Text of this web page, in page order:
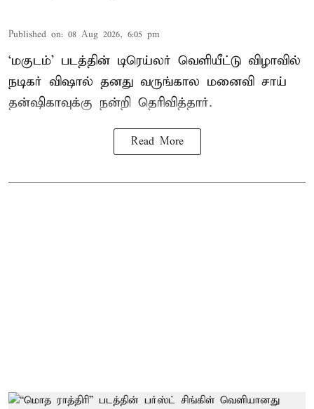
Published on: 08 Aug 2026, 6:05 pm
‘மகுடம்’ படத்தின் டிரெய்லர் வெளியீட்டு விழாவில்
நடிகர் விஷால் தனது வருங்கால மனைவி சாய்
தன்ஷிகாவுக்கு நன்றி தெரிவித்தார்.
Read More